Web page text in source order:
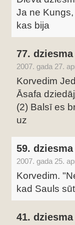
Ja ne Kungs,
kas bija
77. dziesma
2007. gada 27.
Korvedim
Āsafa
(2) Balsī es
uz
59. dziesma
2007. gada 25.
Korvedim.
kad Sauls
41. dziesma